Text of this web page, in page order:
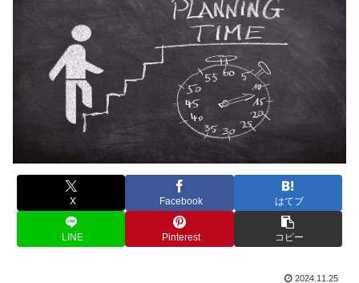
X Facebook はてブ
LINE Pinterest コピー
2024.11.25